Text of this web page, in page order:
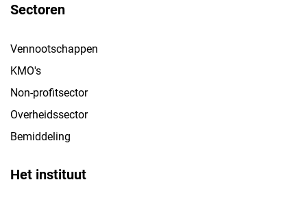
Sectoren
Vennootschappen
KMO's
Non-profitsector
Overheidssector
Bemiddeling
Het instituut